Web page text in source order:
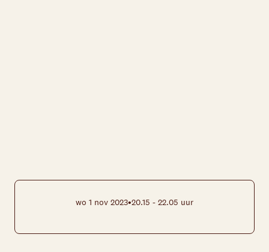
wo 1 nov 2023•20.15 - 22.05 uur